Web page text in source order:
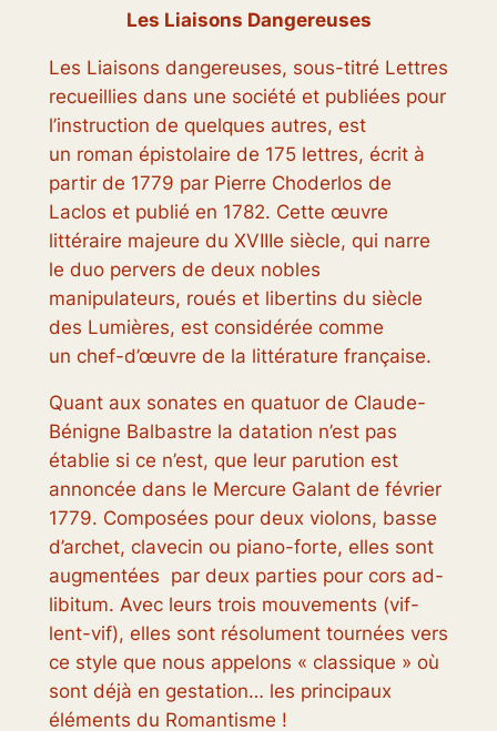
Les Liaisons Dangereuses
Les Liaisons dangereuses, sous-titré Lettres
recueillies dans une société et publiées pour
l’instruction de quelques autres, est
un roman épistolaire de 175 lettres, écrit à
partir de 1779 par Pierre Choderlos de
Laclos et publié en 1782. Cette œuvre
littéraire majeure du XVIIIe siècle, qui narre
le duo pervers de deux nobles
manipulateurs, roués et libertins du siècle
des Lumières, est considérée comme
un chef-d’œuvre de la littérature française.
Quant aux sonates en quatuor de Claude-
Bénigne Balbastre la datation n’est pas
établie si ce n’est, que leur parution est
annoncée dans le Mercure Galant de février
1779. Composées pour deux violons, basse
d’archet, clavecin ou piano-forte, elles sont
augmentées par deux parties pour cors ad-
libitum. Avec leurs trois mouvements (vif-
lent-vif), elles sont résolument tournées vers
ce style que nous appelons « classique » où
sont déjà en gestation… les principaux
éléments du Romantisme !